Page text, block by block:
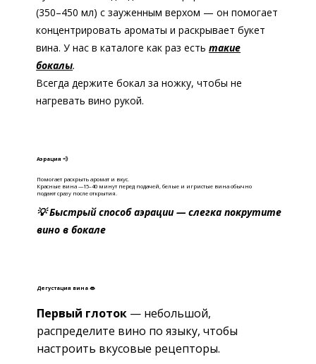
Аэрация 💨
Помогает раскрыть аромат и вкус.
Красные вина —15–40 минут перед подачей, белые и игристые вина обычно
подают сразу после открытия.
💡 Быстрый способ аэрации — слегка покрутите
вино в бокале
Дегустация вина 👄
Первый глоток— небольшой,
распределите вино по языку, чтобы
настроить вкусовые рецепторы.
(350–450 мл) с зауженным верхом — он помогает
концентрировать ароматы и раскрывает букет
вина. У нас в каталоге как раз естьтакие
бокалы.
Всегда держите бокал за ножку, чтобы не
нагревать вино рукой.